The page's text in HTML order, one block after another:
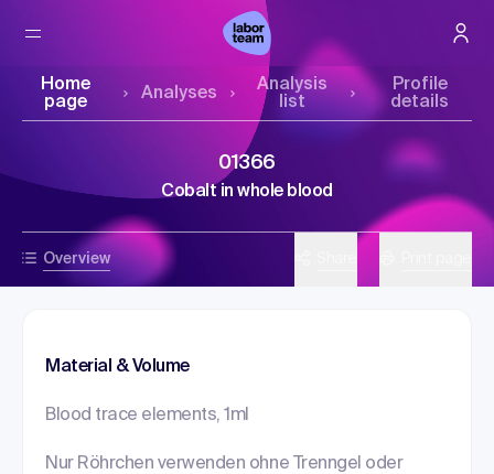
Home
page
Analyses
Analysis
list
Profile
details
Overview
01366
Cobalt in whole blood
Material & Volume
Blood trace elements, 1ml
Nur Röhrchen verwenden ohne Trenngel oder